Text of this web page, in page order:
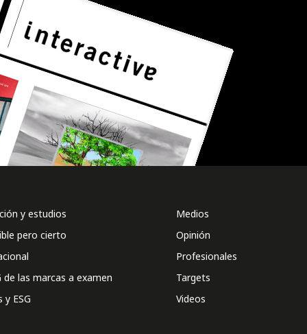
y estudios
pero cierto
de las marcas a examen
y ESG
Medios
Opinión
Profesionales
Targets
Videos